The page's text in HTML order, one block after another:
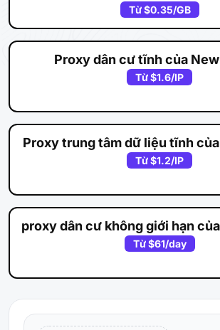
Từ$0.35/GB
Proxy dân cư tĩnh của
Từ$1.6/IP
Proxy trung tâm dữ liệu tĩnh
Từ$1.2/IP
proxy dân cư không giới hạn
Từ$61/day